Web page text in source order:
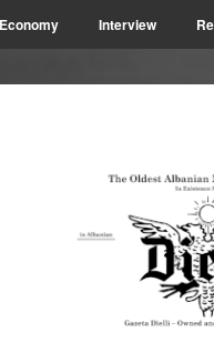
Economy Interview